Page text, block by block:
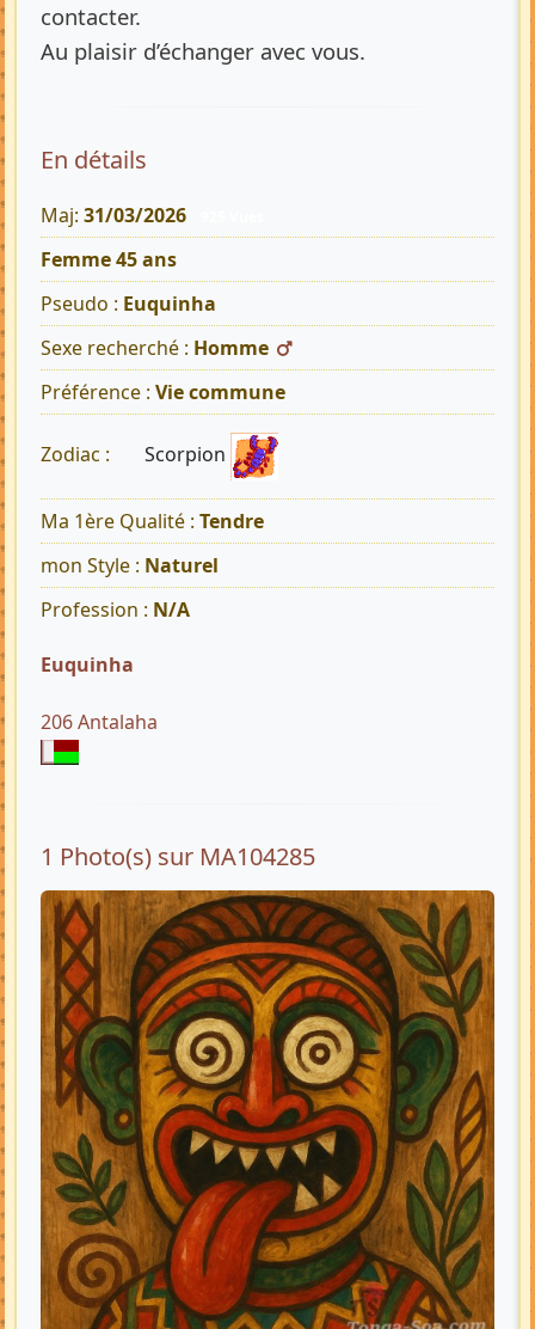
contacter.
Au plaisir d’échanger avec vous.
En détails
Maj: 31/03/2026
Femme 45 ans
Pseudo : Euquinha
Sexe recherché : Homme
Préférence : Vie commune
Zodiac : Scorpion
Ma 1ère Qualité : Tendre
mon Style : Naturel
Profession : N/A
Euquinha
206 Antalaha
1 Photo(s) sur MA104285